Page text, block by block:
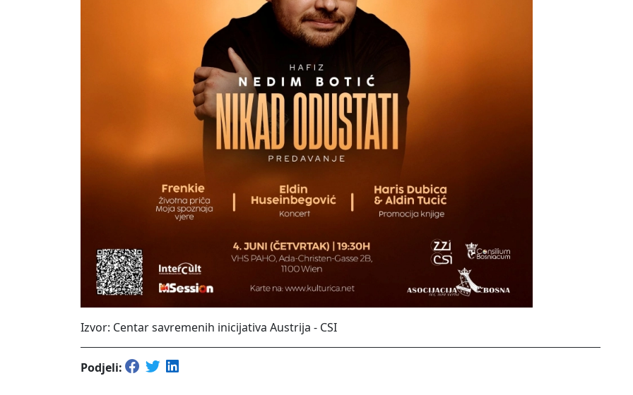
Izvor: Centar savremenih inicijativa Austrija - CSI
Podjeli: